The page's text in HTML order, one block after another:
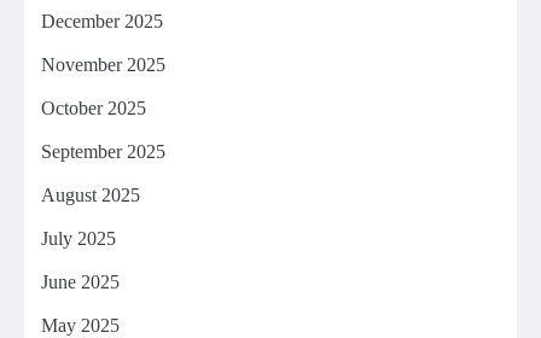
December 2025
November 2025
October 2025
September 2025
August 2025
July 2025
June 2025
May 2025